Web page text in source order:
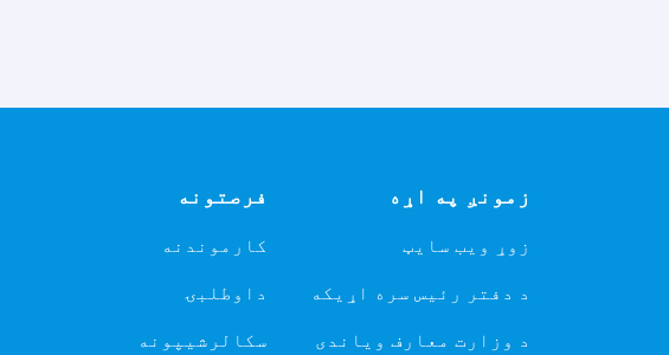
زمونږ په اړه
زوړ ویب سایټ
د دفتر رئیس سره اړیکه
د وزارت معارف ویاندی
فرصتونه
کارموندنه
داوطلبۍ
سکالرشیپونه